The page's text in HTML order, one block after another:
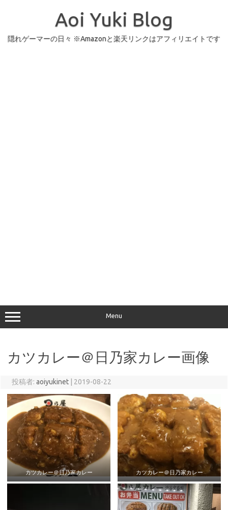
Aoi Yuki Blog
隠れゲーマーの日々 ※Amazonと楽天リンクはアフィリエイトです
Menu
カツカレー＠日乃家カレー画像
投稿者: aoiyukinet 2019-08-22
カツカレー＠日乃家カレー カツカレー＠日乃家カレー